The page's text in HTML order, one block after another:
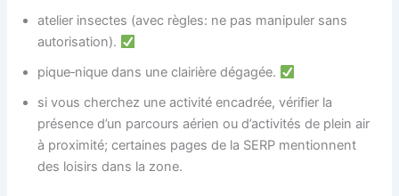
atelier insectes (avec règles: ne pas manipuler sans
autorisation).
pique‑nique dans une clairière dégagée.
si vous cherchez une activité encadrée, vérifier la
présence d’un parcours aérien ou d’activités de plein air
à proximité; certaines pages de la SERP mentionnent
des loisirs dans la zone.